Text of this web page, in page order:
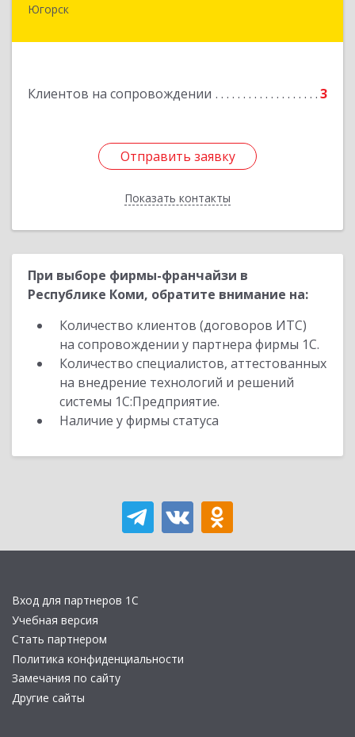
Югорск
Клиентов на сопровождении 3
Отправить заявку
Показать контакты
Отправить заявку
Назад
При выборе фирмы-франчайзи в
Республике Коми, обратите внимание на:
Количество клиентов (договоров ИТС)
на сопровождении у партнера фирмы 1С.
Количество специалистов, аттестованных
на внедрение технологий и решений
системы 1С:Предприятие.
Наличие у фирмы статуса
Вход для партнеров 1С
Учебная версия
Стать партнером
Политика конфиденциальности
Замечания по сайту
Другие сайты